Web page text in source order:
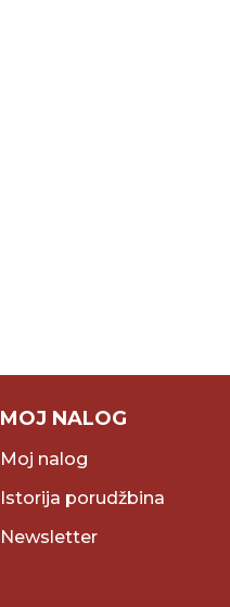
MOJ NALOG
Moj nalog
Istorija porudžbina
Newsletter